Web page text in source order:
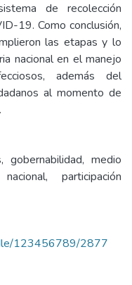
de recolección
19. Como conclusión,
las etapas y lo
nacional en el manejo
además del
al momento de
gobernabilidad, medio
participación
123456789/2877